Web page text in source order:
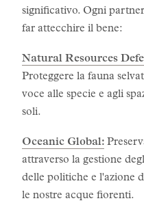
significativo. Ogni
far attecchire il bene:
Natural Resources
Proteggere la fauna
voce alle specie e agli
soli.
Oceanic Global:
attraverso la gestione
delle politiche e l'azione
le nostre acque fiorenti.